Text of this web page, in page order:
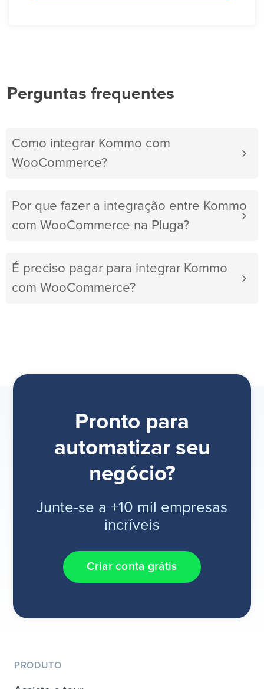
Perguntas frequentes
Como integrar Kommo com
WooCommerce?
Por que fazer a integração entre Kommo
com WooCommerce na Pluga?
É preciso pagar para integrar Kommo
com WooCommerce?
Pronto para
automatizar seu
negócio?
Junte-se a +10 mil empresas
incríveis
Criar conta grátis
PRODUTO